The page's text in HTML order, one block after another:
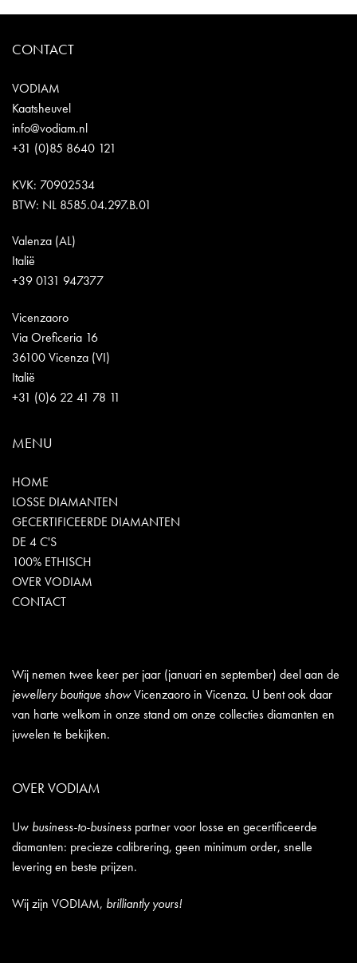
CONTACT
VODIAM
Kaatsheuvel
info@vodiam.nl
+31 (0)85 8640 121
KVK: 70902534
BTW: NL 8585.04.297.B.01
Valenza (AL)
Italië
+39 0131 947377
Vicenzaoro
Via Oreficeria 16
36100 Vicenza (VI)
Italië
+31 (0)6 22 41 78 11
MENU
HOME
LOSSE DIAMANTEN
GECERTIFICEERDE DIAMANTEN
DE 4 C'S
100% ETHISCH
OVER VODIAM
CONTACT
Wij nemen twee keer per jaar (januari en september) deel aan de
jewellery boutique showVicenzaoro in Vicenza. U bent ook daar
van harte welkom in onze stand om onze collecties diamanten en
juwelen te bekijken.
OVER VODIAM
Uw business-to-business partner voor losse en gecertificeerde
diamanten: precieze calibrering, geen minimum order, snelle
levering en beste prijzen.
Wij zijn VODIAM, brilliantly yours!